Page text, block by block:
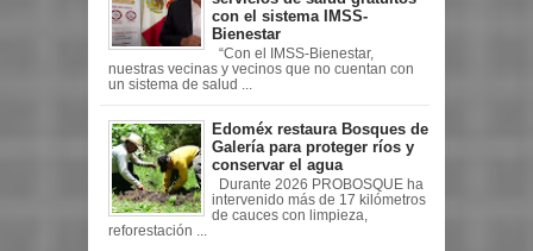
con el sistema IMSS-
Bienestar
“Con el IMSS-Bienestar,
nuestras vecinas y vecinos que no cuentan con
un sistema de salud ...
Edoméx restaura Bosques de
Galería para proteger ríos y
conservar el agua
Durante 2026 PROBOSQUE ha
intervenido más de 17 kilómetros
de cauces con limpieza,
reforestación ...